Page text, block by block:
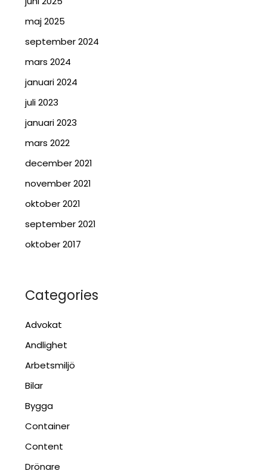
maj 2025
september 2024
mars 2024
januari 2024
juli 2023
januari 2023
mars 2022
december 2021
november 2021
oktober 2021
september 2021
oktober 2017
Categories
Advokat
Andlighet
Arbetsmiljö
Bilar
Bygga
Container
Content
Drönare